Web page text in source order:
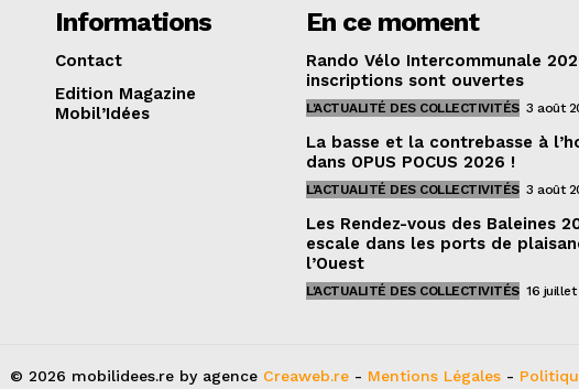
Informations
Contact
Edition Magazine
Mobil’Idées
En ce moment
Rando Vélo Intercommunale
inscriptions sont ouvertes
L'ACTUALITÉ DES COLLECTIVITÉS 3 août
La basse et la contrebasse à
dans OPUS POCUS 2026 !
L'ACTUALITÉ DES COLLECTIVITÉS 3 août
Les Rendez-vous des Baleines
escale dans les ports de
l’Ouest
L'ACTUALITÉ DES COLLECTIVITÉS 16 juillet
© 2026 mobilidees.re by agence Creaweb.re- Mentions Légales-